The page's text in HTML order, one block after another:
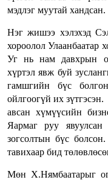
мэдлэг муутай хандсан.
Нэг жишээ хэлэхэд
хороолол Улаанбаатар
Уг нь нам давхрын
хүртэл явж буй
гамшгийн бүс
ойлгоогүй их
авсан хүмүүсийн
Яармаг руу
зогсолтын бүс
тавихаар бид
Мөн Х.Нямбаатарыг